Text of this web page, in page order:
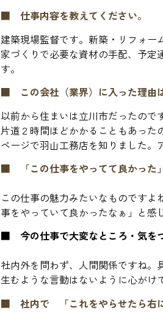
■ 仕事内容を教えてください。
建築現場監督です。新築・リフォ
家づくりで必要な資材の手配、予
す。
■ この会社（業界）に入った理由
以前から住まいは立川市だったので
片道２時間ほどかかることもあっ
ページで羽山工務店を知りました
■ 「この仕事をやってて良かった
この仕事の魅力みたいなものです
事をやっていて良かったなぁ」と感
■ 今の仕事で大変なところ・気を
社内外を問わず、人間関係ですね
生むような言動はないように心がけ
■ 社内で 「これをやらせたら右